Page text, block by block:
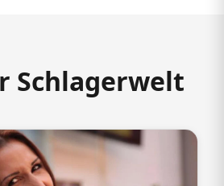
Schlagerwelt